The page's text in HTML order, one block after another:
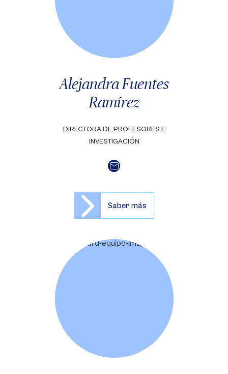
Alejandra Fuentes
Ramírez
DIRECTORA DE PROFESORES E
INVESTIGACIÓN
Saber más